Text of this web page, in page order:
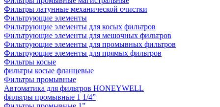
Фильтры латунные механической очистки
Фильтрующие элементы
Фильтрующие элементы для косых фильтров
Фильтрующие элементы для мешочных фильтров
Фильтрующие элементы для промывных фильтров
Фильтрующие элементы для прямых фильтров
Фильтры косые
фильтры косые фланцевые
Фильтры промывные
Автоматика для фильтров HONEYWELL
фильтры промывные 1 1/4”